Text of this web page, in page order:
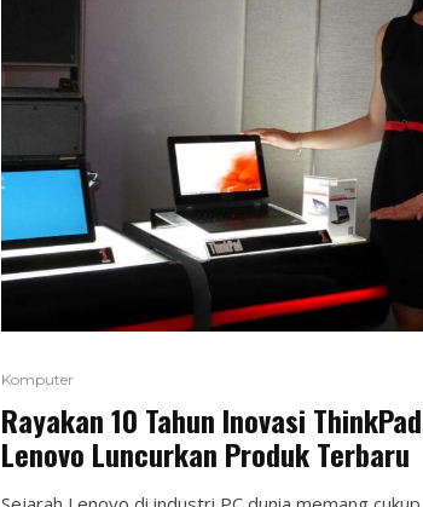
Komputer
Rayakan 10 Tahun Inovasi
Lenovo Luncurkan Produk Terbaru